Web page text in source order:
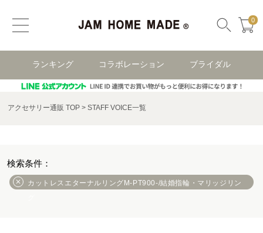
0
ランキング コラボレーション ブライダル
アクセサリー通販 TOP STAFF VOICE一覧
カットレスエターナルリングM-PT900-/結婚指輪・マリッジリン